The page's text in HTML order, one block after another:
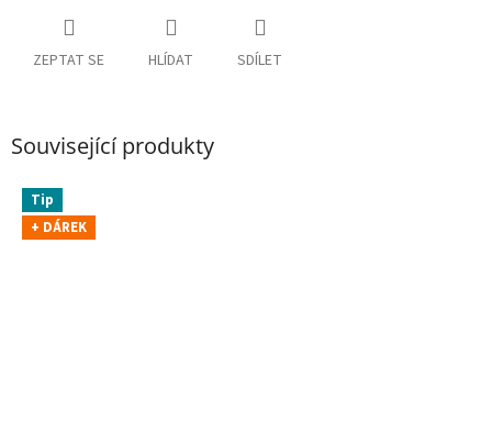
ZEPTAT SE HLÍDAT SDÍLET
Související produkty
Tip
+ DÁREK